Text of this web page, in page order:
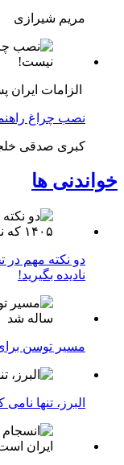
مریم شیرازی
الزامات ایران
نصب چراغ
کبری صدقی
خواندنی ها
نادیده بگیرید!
مسیر توسن برای
البرز، تنها